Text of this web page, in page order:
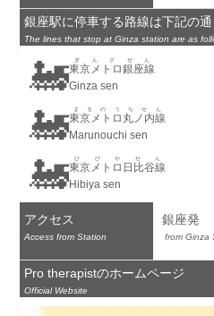
銀座駅に停車する路線は下記の
The lines that stop at Ginza station are as
🚂東京メトロ銀座線
ぎんざせん
Ginza sen
🚂東京メトロ丸ノ内線
まるのうちせん
Marunouchi sen
🚂東京メトロ日比谷線
ひびやせん
Hibiya sen
アクセス
Access from Station
銀座発
from Ginza
Pro therapistのホームページ
Official Website